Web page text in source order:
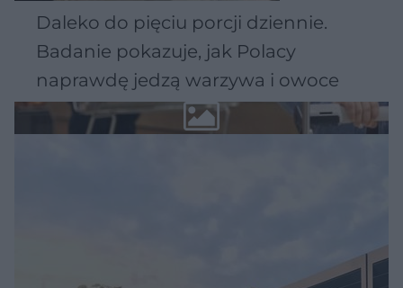
Daleko do pięciu porcji dziennie.
Badanie pokazuje, jak Polacy
naprawdę jedzą warzywa i owoce